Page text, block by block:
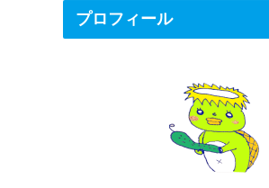
プロフィール